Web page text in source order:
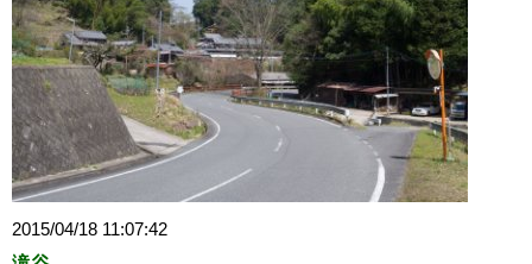
2015/04/18 11:07:42